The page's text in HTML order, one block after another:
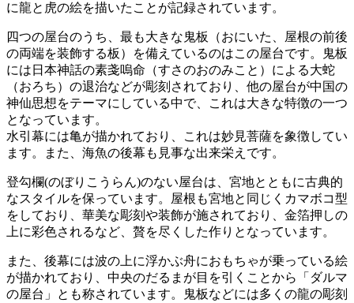
に龍と虎の絵を描いたことが記録されています。
四つの屋台のうち、最も大きな鬼板（おにいた、屋根の前後
の両端を装飾する板）を備えているのはこの屋台です。鬼板
には日本神話の素戔嗚命（すさのおのみこと）による大蛇
（おろち）の退治などが彫刻されており、他の屋台が中国の
神仙思想をテーマにしている中で、これは大きな特徴の一つ
となっています。
水引幕には亀が描かれており、これは妙見菩薩を象徴してい
ます。また、海魚の後幕も見事な出来栄えです。
登勾欄(のぼりこうらん)のない屋台は、宮地とともに古典的
なスタイルを保っています。屋根も宮地と同じくカマボコ型
をしており、華美な彫刻や装飾が施されており、金箔押しの
上に彩色されるなど、贅を尽くした作りとなっています。
また、後幕には波の上に浮かぶ舟におもちゃが乗っている絵
が描かれており、中央のだるまが目を引くことから「ダルマ
の屋台」とも称されています。鬼板などには多くの龍の彫刻